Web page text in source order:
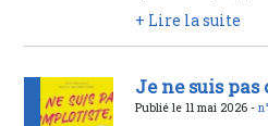
+ Lire la suite
Je ne suis
Publié le 11 mai 2026 -